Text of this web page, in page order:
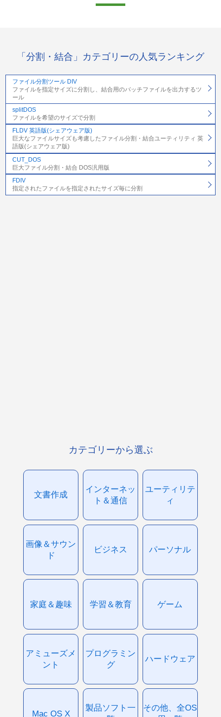
「分割・結合」カテゴリーの人気ランキング
ファイル分割ツール DIV
ファイルを指定サイズに分割し、結合用のバッチファイルを出力するツ
ール
splitDOS
ファイルを希望のサイズで分割
FLDV 英語版(シェアウェア版)
巨大なファイルサイズも考慮したファイル分割・結合ユーティリティ 英
語版(シェアウェア版)
CUT_DOS
巨大ファイル分割・結合 DOS汎用版
FDIV
指定されたファイルを指定されたサイズ毎に分割
カテゴリーから選ぶ
文書作成
インターネッ
ト＆通信
ユーティリテ
ィ
画像＆サウン
ド
ビジネス パーソナル
家庭＆趣味 学習＆教育 ゲーム
アミューズメ
ント
プログラミン
グ
ハードウェア
Mac OS X
製品ソフト一
その他、全OS